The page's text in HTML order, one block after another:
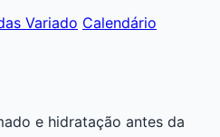
Variado Calendário
e hidratação antes da